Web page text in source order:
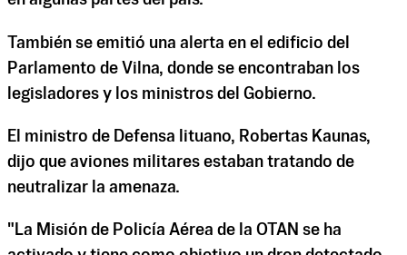
También se emitió una alerta en el edificio del
Parlamento de Vilna, donde se encontraban los
legisladores y los ministros del Gobierno.
El ministro de Defensa lituano, Robertas Kaunas,
dijo que aviones militares estaban tratando de
neutralizar la amenaza.
"La Misión de Policía Aérea de la OTAN se ha